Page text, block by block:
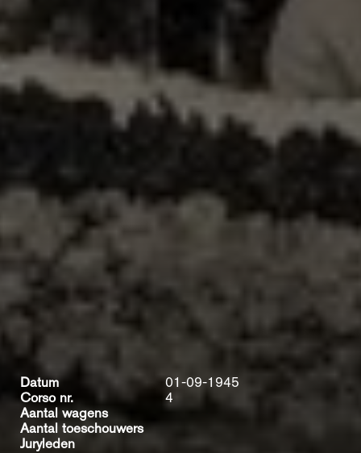
Datum
01-09-1945
Corso nr.
4
Aantal wagens
Aantal toeschouwers
Juryleden